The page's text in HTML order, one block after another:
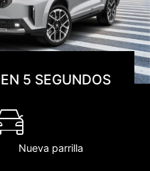
5 SEGUNDOS
Nueva parrilla